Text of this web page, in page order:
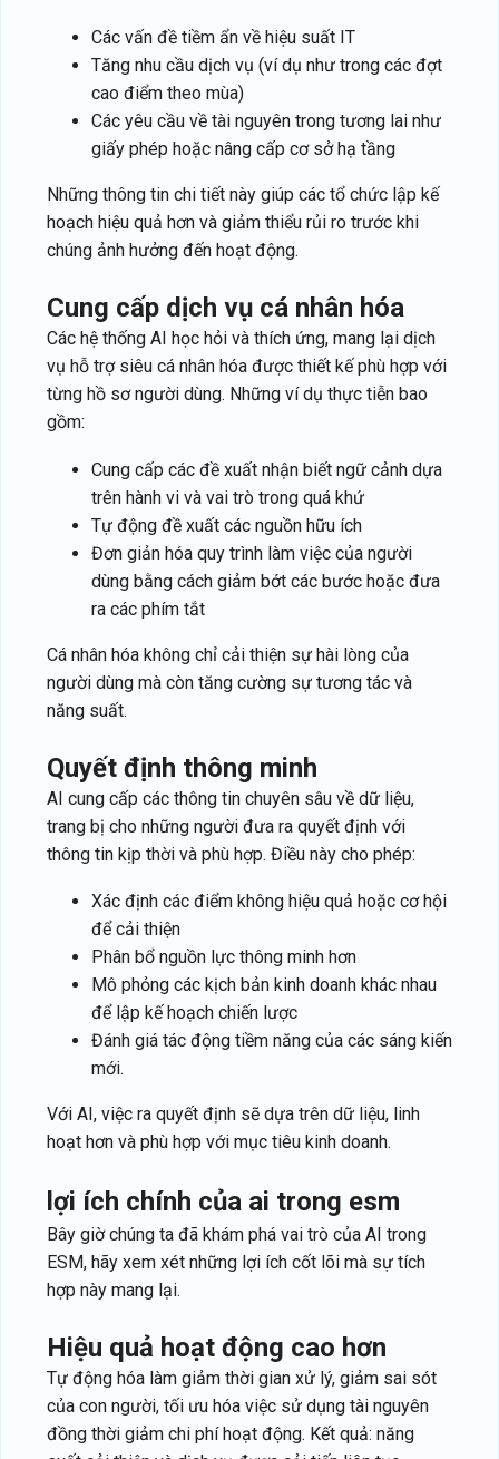
Các vấn đề tiềm ẩn về hiệu suất IT
Tăng nhu cầu dịch vụ (ví dụ như trong các đợt
cao điểm theo mùa)
Các yêu cầu về tài nguyên trong tương lai như
giấy phép hoặc nâng cấp cơ sở hạ tầng
Những thông tin chi tiết này giúp các tổ chức lập kế
hoạch hiệu quả hơn và giảm thiểu rủi ro trước khi
chúng ảnh hưởng đến hoạt động.
cung cấp dịch vụ cá nhân hóa
Các hệ thống AI học hỏi và thích ứng, mang lại dịch
vụ hỗ trợ siêu cá nhân hóa được thiết kế phù hợp với
từng hồ sơ người dùng. Những ví dụ thực tiễn bao
gồm:
Cung cấp các đề xuất nhận biết ngữ cảnh dựa
trên hành vi và vai trò trong quá khứ
Tự động đề xuất các nguồn hữu ích
Đơn giản hóa quy trình làm việc của người
dùng bằng cách giảm bớt các bước hoặc đưa
ra các phím tắt
Cá nhân hóa không chỉ cải thiện sự hài lòng của
người dùng mà còn tăng cường sự tương tác và
năng suất.
quyết định thông minh
AI cung cấp các thông tin chuyên sâu về dữ liệu,
trang bị cho những người đưa ra quyết định với
thông tin kịp thời và phù hợp. Điều này cho phép:
Xác định các điểm không hiệu quả hoặc cơ hội
để cải thiện
Phân bổ nguồn lực thông minh hơn
Mô phỏng các kịch bản kinh doanh khác nhau
để lập kế hoạch chiến lược
Đánh giá tác động tiềm năng của các sáng kiến
mới.
Với AI, việc ra quyết định sẽ dựa trên dữ liệu, linh
hoạt hơn và phù hợp với mục tiêu kinh doanh.
lợi ích chính của ai trong esm
Bây giờ chúng ta đã khám phá vai trò của AI trong
ESM, hãy xem xét những lợi ích cốt lõi mà sự tích
hợp này mang lại.
hiệu quả hoạt động cao hơn
Tự động hóa làm giảm thời gian xử lý, giảm sai sót
của con người, tối ưu hóa việc sử dụng tài nguyên
đồng thời giảm chi phí hoạt động. Kết quả: năng